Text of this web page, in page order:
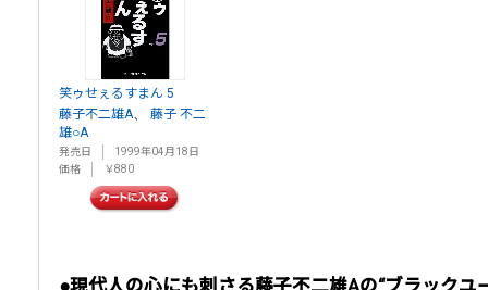
笑ゥせぇるすまん 5
藤子不二雄A、 藤子 不二
雄○A
発売日
1999年04月18日
価格
￥880
●現代人の心にも刺さる藤子不二雄Aの“ブラックユ